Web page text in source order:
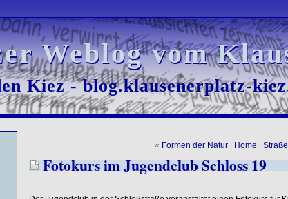
Weblog vom
Weblog vom
Kiez - blog.klausenerplatz-
Kiez - blog.klausenerplatz-
« Formen der Natur Home
Fotokurs im Jugendclub Schloss 19